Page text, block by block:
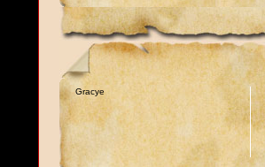
Gracye